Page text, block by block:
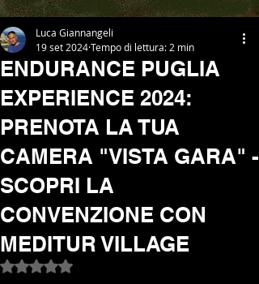
ENDURANCE PUGLIA
EXPERIENCE 2024:
PRENOTA LA TUA
CAMERA "VISTA GARA" -
SCOPRI LA
CONVENZIONE CON
MEDITUR VILLAGE
Luca Giannangeli
19 set 2024Tempo di lettura: 2 min
Valutazione NaN stelle su 5.